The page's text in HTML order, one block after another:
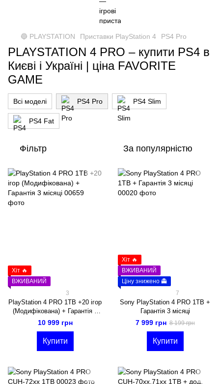
🔵 PLAYSTATION Приставки PlayStation 4 PS4 Pro
PLAYSTATION 4 PRO – купити PS4 в
Києві і Україні | ціна FAVORITE
GAME
Всі моделі PS4 Pro PS4 Slim
PS4 Fat
Фільтр За популярністю
Хіт 🔥
ВЖИВАНИЙ
3
PlayStation 4 PRO 1TB +20 ігор
(Модифікована) + Гарантія 3
місяці
10 999 грн
Купити
Хіт 🔥
ВЖИВАНИЙ
Ціну знижено 👻
7
Sony PlayStation 4 PRO 1TB +
Гарантія 3 місяці
7 999 грн 8 199 грн
Купити